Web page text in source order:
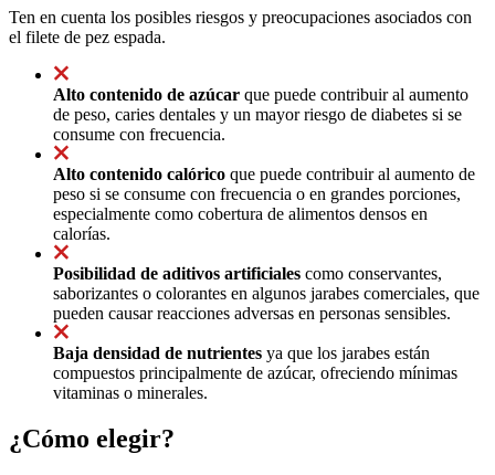
Ten en cuenta los posibles riesgos y preocupaciones asociados con
el filete de pez espada.
Alto contenido de azúcar que puede contribuir al aumento
de peso, caries dentales y un mayor riesgo de diabetes si se
consume con frecuencia.
Alto contenido calórico que puede contribuir al aumento de
peso si se consume con frecuencia o en grandes porciones,
especialmente como cobertura de alimentos densos en
calorías.
Posibilidad de aditivos artificiales como conservantes,
saborizantes o colorantes en algunos jarabes comerciales, que
pueden causar reacciones adversas en personas sensibles.
Baja densidad de nutrientes ya que los jarabes están
compuestos principalmente de azúcar, ofreciendo mínimas
vitaminas o minerales.
¿Cómo elegir?